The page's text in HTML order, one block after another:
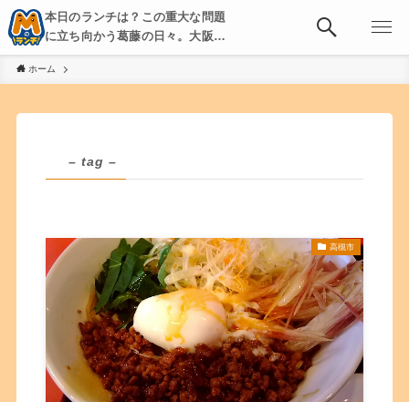
本日のランチは？この重大な問題
に立ち向かう葛藤の日々。大阪・
京都・神戸を中心とした食べ歩
き、飲み歩きを綴る。
ホーム
– tag –
高槻市